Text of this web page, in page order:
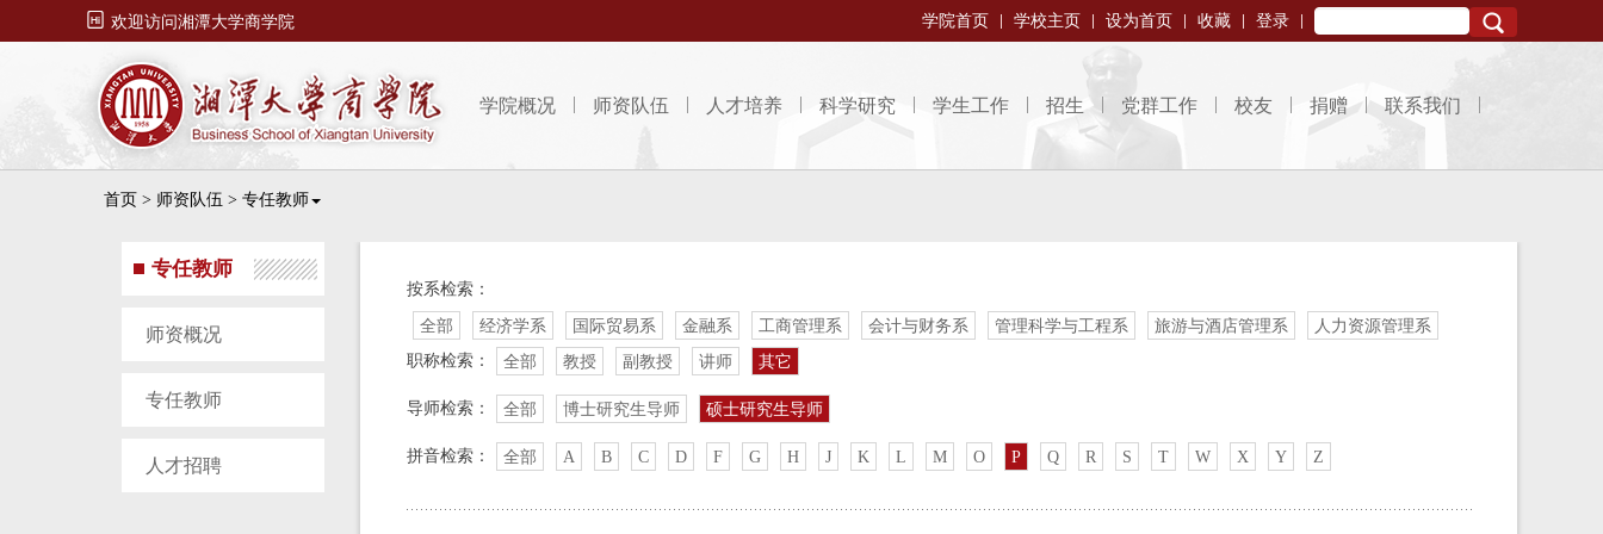
 欢迎访问湘潭大学商学院 学院首页 学校主页 设为首页 收藏 登录
学院概况 师资队伍 人才培养 科学研究 学生工作 招生 党群工作 校友 捐赠 联系我们
首页 > 师资队伍 > 专任教师
专任教师
师资概况
专任教师
人才招聘
按系检索：
全部 经济学系 国际贸易系 金融系 工商管理系 会计与财务系 管理科学与工程系 旅游与酒店管理系
人力资源管理系
职称检索：
全部 教授 副教授 讲师 其它
导师检索： 全部 博士研究生导师 硕士研究生导师
拼音检索： 全部 A B C D F G H J K L M O P Q R S T W X Y Z